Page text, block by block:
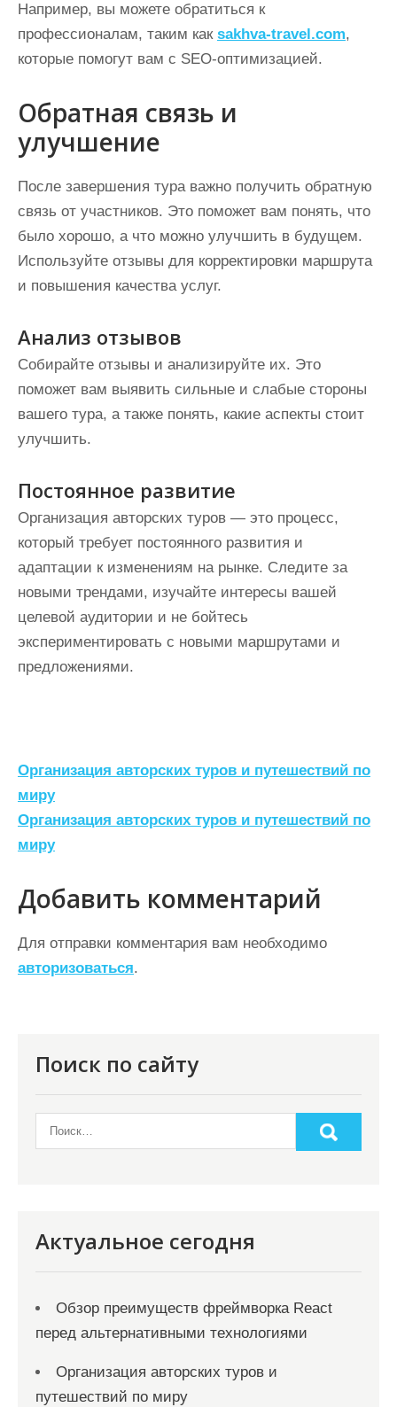
Например, вы можете обратиться к
профессионалам, таким как sakhva-travel.com,
которые помогут вам с SEO-оптимизацией.
Обратная связь и
улучшение
После завершения тура важно получить обратную
связь от участников. Это поможет вам понять, что
было хорошо, а что можно улучшить в будущем.
Используйте отзывы для корректировки маршрута
и повышения качества услуг.
Анализ отзывов
Собирайте отзывы и анализируйте их. Это
поможет вам выявить сильные и слабые стороны
вашего тура, а также понять, какие аспекты стоит
улучшить.
Постоянное развитие
Организация авторских туров — это процесс,
который требует постоянного развития и
адаптации к изменениям на рынке. Следите за
новыми трендами, изучайте интересы вашей
целевой аудитории и не бойтесь
экспериментировать с новыми маршрутами и
предложениями.
Н
а
в
и
г
а
ц
и
м
Организация авторских туров и путешествий по
миру
Организация авторских туров и путешествий по
миру
Добавить комментарий
Для отправки комментария вам необходимо
авторизоваться.
Поиск по сайту
Актуальное сегодня
Обзор преимуществ фреймворка React
перед альтернативными технологиями
Организация авторских туров и
путешествий по миру